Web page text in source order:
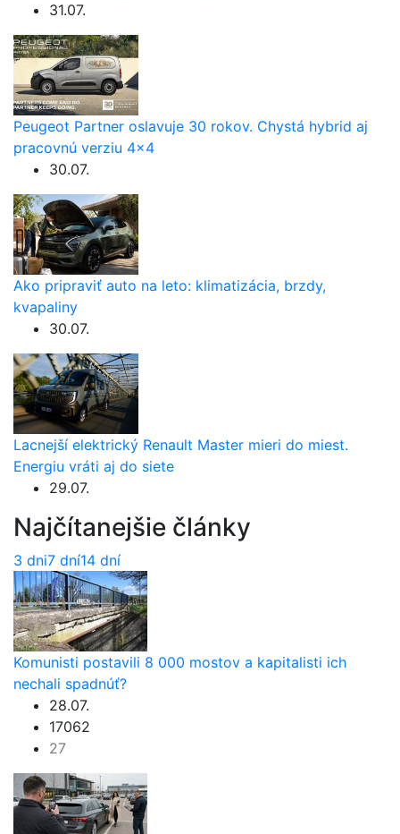
31.07.
Peugeot Partner oslavuje 30 rokov. Chystá hybrid aj
pracovnú verziu 4×4
30.07.
Ako pripraviť auto na leto: klimatizácia, brzdy,
kvapaliny
30.07.
Lacnejší elektrický Renault Master mieri do miest.
Energiu vráti aj do siete
29.07.
Najčítanejšie články
3 dni7 dní14 dní
Komunisti postavili 8 000 mostov a kapitalisti ich
nechali spadnúť?
28.07.
17062
27